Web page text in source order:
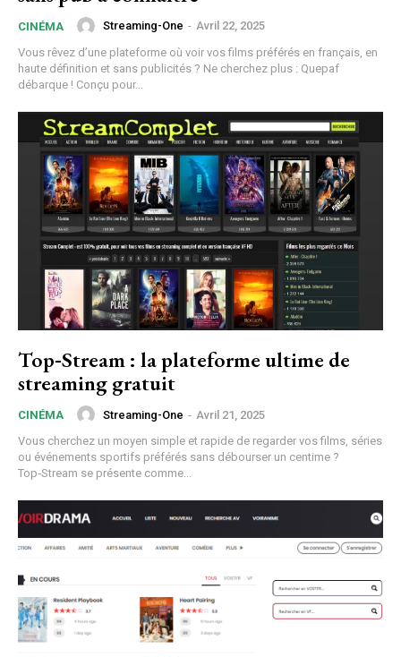
CINÉMA Streaming-One - Avril 22, 2025
Vous rêvez d’une plateforme où voir vos films préférés en français, en
haute définition et sans publicités ? Ne cherchez plus : Quepaf
débarque ! Conçu pour...
Top‑Stream : la plateforme ultime de
streaming gratuit
CINÉMA Streaming-One - Avril 21, 2025
Vous cherchez un moyen simple et rapide de regarder vos films, séries
ou événements sportifs préférés sans débourser un centime ?
Top‑Stream se présente comme...